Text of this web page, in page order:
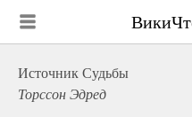
Источник Судьбы
Торссон Эдред